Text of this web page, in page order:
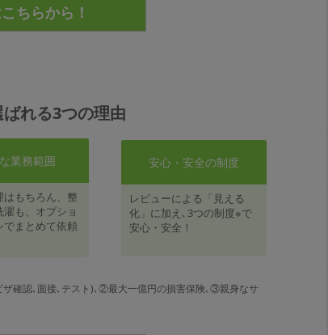
れる3つの理由
業務範囲
はもちろん、整
も、オプショ
でまとめて依頼
安心・安全の制度
レビューによる「見える
化」に加え､3つの制度※で
安心・安全！
確認､面接､テスト)､②最大一億円の損害保険､③親身なサ